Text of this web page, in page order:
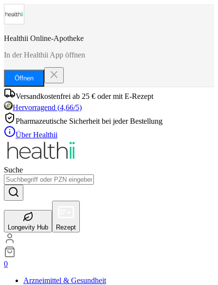
Healthii Online-Apotheke
In der Healthii App öffnen
Öffnen
Versandkostenfrei ab 25 € oder mit E-Rezept
Hervorragend (4,66/5)
Pharmazeutische Sicherheit bei jeder Bestellung
Über Healthii
Suche
Longevity Hub Rezept
0
Arzneimittel & Gesundheit